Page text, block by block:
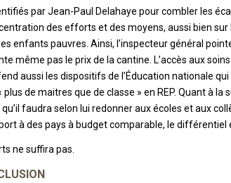
par Jean-Paul Delahaye pour combler les
des efforts et des moyens, aussi bien sur
enfants pauvres. Ainsi, l’inspecteur général
même pas le prix de la cantine. L’accès aux
aussi les dispositifs de l’Éducation nationale
plus de maitres que de classe » en REP. Quant à
faudra selon lui redonner aux écoles et aux
à des pays à budget comparable, le différentiel
ne suffira pas.